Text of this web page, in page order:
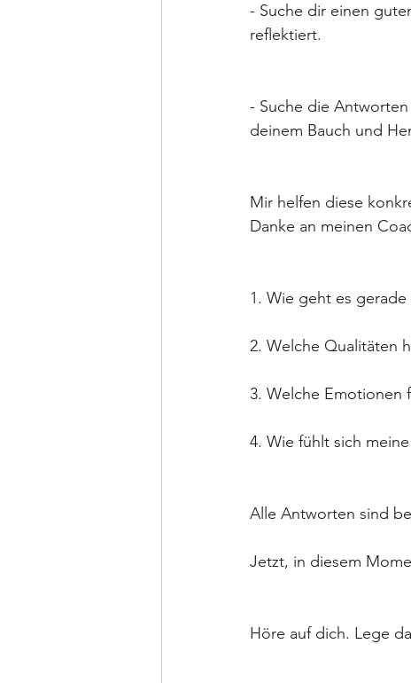
- Suche dir einen
reflektiert.
- Suche die
deinem Bauch und
Mir helfen diese
Danke an meinen
1. Wie geht es
2. Welche Qualitäten
3. Welche Emotionen
4. Wie fühlt sich
Alle Antworten sind
Jetzt, in diesem
Höre auf dich. Lege